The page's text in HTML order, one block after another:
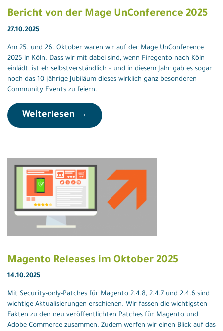
Bericht von der Mage UnConference 2025
27.10.2025
Am 25. und 26. Oktober waren wir auf der Mage UnConference
2025 in Köln. Dass wir mit dabei sind, wenn Firegento nach Köln
einlädt, ist eh selbstverständlich – und in diesem Jahr gab es sogar
noch das 10-jährige Jubiläum dieses wirklich ganz besonderen
Community Events zu feiern.
Weiterlesen →
Magento Releases im Oktober 2025
14.10.2025
Mit Security-only-Patches für Magento 2.4.8, 2.4.7 und 2.4.6 sind
wichtige Aktualisierungen erschienen. Wir fassen die wichtigsten
Fakten zu den neu veröffentlichten Patches für Magento und
Adobe Commerce zusammen. Zudem werfen wir einen Blick auf das